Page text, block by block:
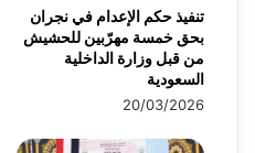
تنفيذ حكم الإعدام في نجران
بحق خمسة مهرّبين للحشيش
من قبل وزارة الداخلية
السعودية
20/03/2026